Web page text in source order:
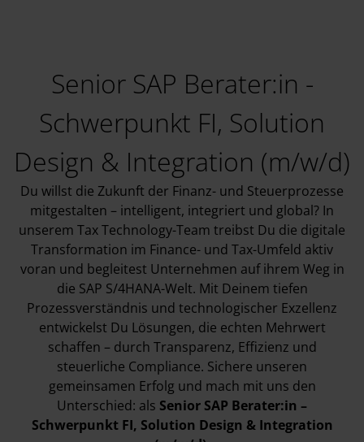
Senior SAP Berater:in -
Schwerpunkt FI, Solution
Design & Integration (m/w/d)
Du willst die Zukunft der Finanz- und Steuerprozesse
mitgestalten – intelligent, integriert und global? In
unserem Tax Technology-Team treibst Du die digitale
Transformation im Finance- und Tax-Umfeld aktiv
voran und begleitest Unternehmen auf ihrem Weg in
die SAP S/4HANA-Welt. Mit Deinem tiefen
Prozessverständnis und technologischer Exzellenz
entwickelst Du Lösungen, die echten Mehrwert
schaffen – durch Transparenz, Effizienz und
steuerliche Compliance. Sichere unseren
gemeinsamen Erfolg und mach mit uns den
Unterschied: als Senior SAP Berater:in –
Schwerpunkt FI, Solution Design & Integration